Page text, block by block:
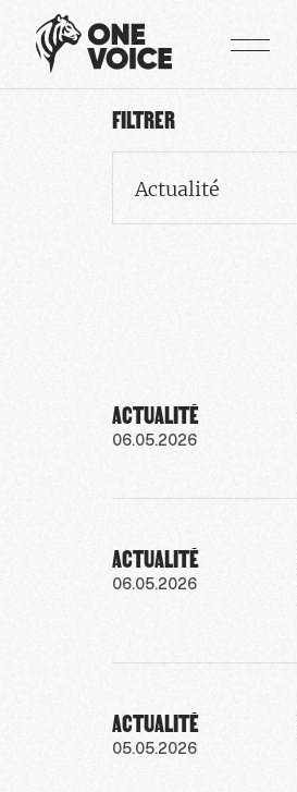
FILTRER
Actualité
ACTUALITÉ
06.05.2026
ACTUALITÉ
06.05.2026
ACTUALITÉ
05.05.2026